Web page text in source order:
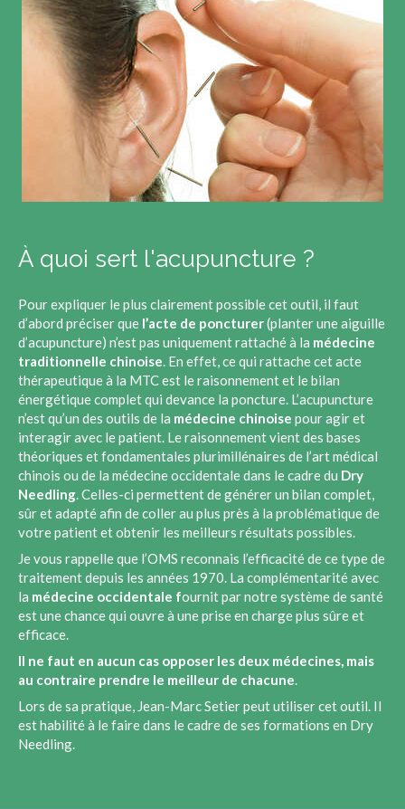
À quoi sert l'acupuncture ?
Pour expliquer le plus clairement possible cet outil, il faut
d’abord préciser que l’acte de poncturer(planter une aiguille
d’acupuncture) n’est pas uniquement rattaché à la médecine
traditionnelle chinoise. En effet, ce qui rattache cet acte
thérapeutique à la MTC est le raisonnement et le bilan
énergétique complet qui devance la poncture. L’acupuncture
n’est qu’un des outils de la médecine chinoise pour agir et
interagir avec le patient. Le raisonnement vient des bases
théoriques et fondamentales plurimillénaires de l’art médical
chinois ou de la médecine occidentale dans le cadre du Dry
Needling. Celles-ci permettent de générer un bilan complet,
sûr et adapté afin de coller au plus près à la problématique de
votre patient et obtenir les meilleurs résultats possibles.
Je vous rappelle que l’OMS reconnais l’efficacité de ce type de
traitement depuis les années 1970. La complémentarité avec
la médecine occidentale fournit par notre système de santé
est une chance qui ouvre à une prise en charge plus sûre et
efficace.
Il ne faut en aucun cas opposer les deux médecines, mais
au contraire prendre le meilleur de chacune.
Lors de sa pratique, Jean-Marc Setier peut utiliser cet outil. Il
est habilité à le faire dans le cadre de ses formations en Dry
Needling.